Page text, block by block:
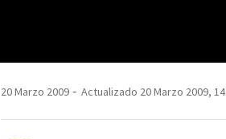
20 Marzo 2009 Actualizado 20 Marzo 2009,